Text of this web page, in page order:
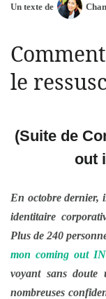
Un texte de
le
(Suite de
out
En octobre dernier,
identitaire
Plus de 240
mon coming out
voyant sans
nombreuses